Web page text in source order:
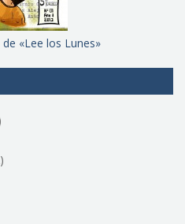
«Lee los Lunes»